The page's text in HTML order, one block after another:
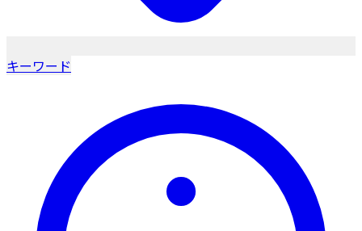
キーワード